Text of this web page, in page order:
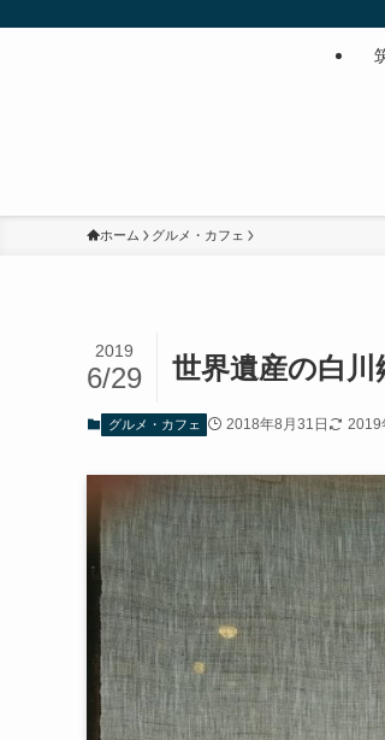
ホーム グルメ・カフェ
世界遺産の白
2019
6/29
グルメ・カフェ 2018年8月31日 2019